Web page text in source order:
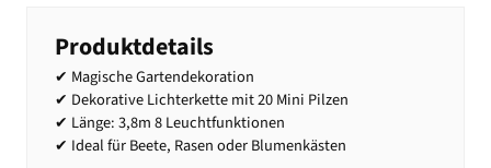
Produktdetails
✔ Magische Gartendekoration
✔ Dekorative Lichterkette mit 20 Mini Pilzen
✔ Länge: 3,8m 8 Leuchtfunktionen
✔ Ideal für Beete, Rasen oder Blumenkästen